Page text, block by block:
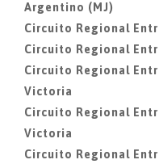
Argentino (MJ)
Circuito Regional
Circuito Regional
Circuito Regional
Victoria
Circuito Regional
Victoria
Circuito Regional